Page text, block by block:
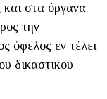
και στα όργανα
την
όφελος εν τέλει
δικαστικού